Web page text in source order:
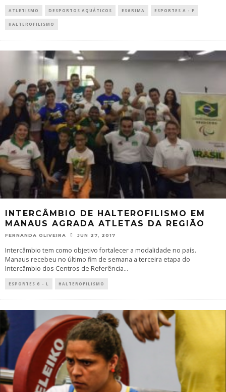
ATLETISMO DESPORTOS AQUÁTICOS ESGRIMA ESPORTES A - F
HALTEROFILISMO
INTERCÂMBIO DE HALTEROFILISMO EM
MANAUS AGRADA ATLETAS DA REGIÃO
FERNANDA OLIVEIRA JUN 27, 2017
Intercâmbio tem como objetivo fortalecer a modalidade no país.
Manaus recebeu no último fim de semana a terceira etapa do
Intercâmbio dos Centros de Referência...
ESPORTES G - L HALTEROFILISMO